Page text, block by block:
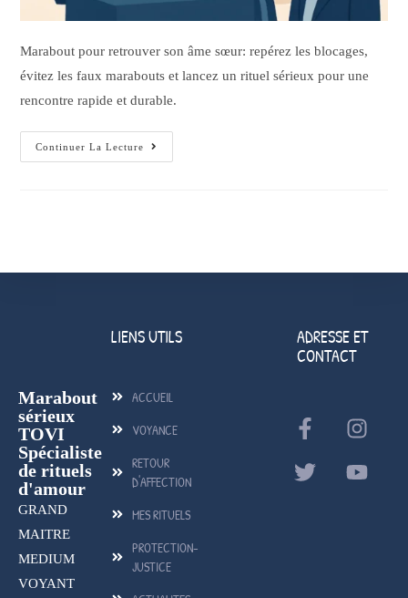
Marabout pour retrouver son âme sœur: repérez les blocages,
évitez les faux marabouts et lancez un rituel sérieux pour une
rencontre rapide et durable.
Continuer La Lecture
Marabout
sérieux
TOVI
Spécialiste
de rituels
d'amour
GRAND
MAITRE
MEDIUM
VOYANT
LIENS UTILS
ACCUEIL
VOYANCE
RETOUR
D'AFFECTION
MES RITUELS
PROTECTION-
JUSTICE
ADRESSE ET
CONTACT